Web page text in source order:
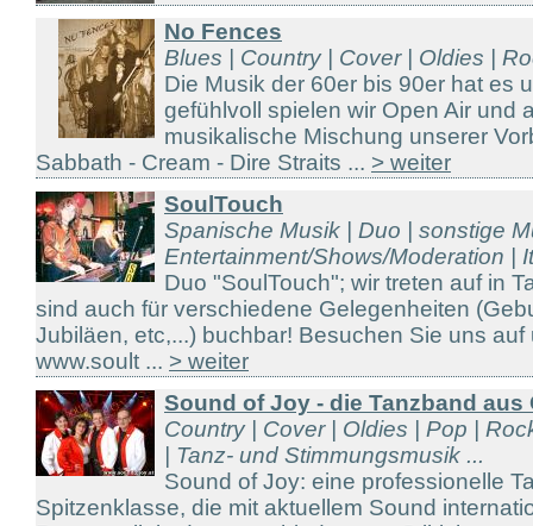
No Fences
Blues | Country | Cover | Oldies |
Die Musik der 60er bis 90er hat es
gefühlvoll spielen wir Open Air und
musikalische Mischung unserer
Sabbath - Cream - Dire Straits ... > weiter
SoulTouch
Spanische Musik | Duo | sonstige
Entertainment/Shows/Moderation |
Duo "SoulTouch"; wir treten auf in
sind auch für verschiedene Gelegenheiten
Jubiläen, etc,...) buchbar! Besuchen Sie uns
www.soult ... > weiter
Sound of Joy - die Tanzband aus
Country | Cover | Oldies | Pop |
| Tanz- und Stimmungsmusik ...
Sound of Joy: eine professionelle
Spitzenklasse, die mit aktuellem Sound